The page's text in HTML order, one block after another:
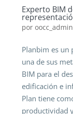
Experto BIM
por oocc_admin
Planbim es un
una de sus
BIM para el
edificación e
Plan tiene
productividad